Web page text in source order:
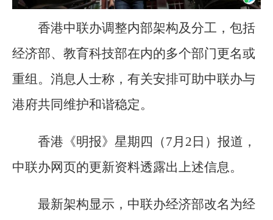
香港中联办调整内部架构及分工，包括
经济部、教育科技部在内的多个部门更名或
重组。消息人士称，有关安排可助中联办与
港府共同维护和谐稳定。
香港《明报》星期四（7月2日）报道，
中联办网页的更新资料透露出上述信息。
最新架构显示，中联办经济部改名为经